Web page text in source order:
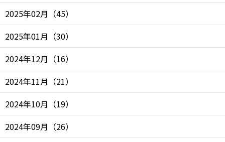
2025年02月 （45）
2025年01月 （30）
2024年12月 （16）
2024年11月 （21）
2024年10月 （19）
2024年09月 （26）